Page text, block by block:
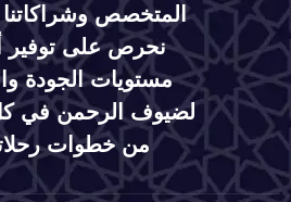
المتخصص وشراكاتنا القوية،
نحرص على توفير أعلى
مستويات الجودة والراحة
لضيوف الرحمن في كل خطوة
من خطوات رحلاتهم